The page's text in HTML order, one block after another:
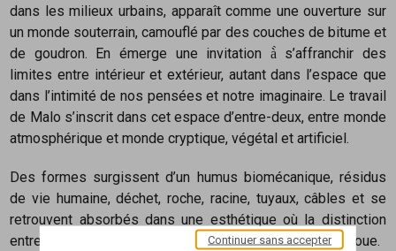
dans les milieux urbains, apparaît comme une ouverture sur
un monde souterrain, camouflé par des couches de bitume et
de goudron. En émerge une invitation à̀ s’affranchir des
limites entre intérieur et extérieur, autant dans l’espace que
dans l’intimité de nos pensées et notre imaginaire. Le travail
de Malo s’inscrit dans cet espace d’entre-deux, entre monde
atmosphérique et monde cryptique, végétal et artificiel.
Des formes surgissent d’un humus biomécanique, résidus
de vie humaine, déchet, roche, racine, tuyaux, câbles et se
retrouvent absorbés dans une esthétique où la distinction
entre l’existant artificiel et l’existant organique devient floue.
Continuer sans accepter